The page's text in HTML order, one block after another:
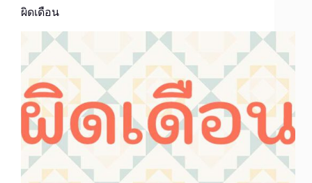
ผิดเดือน